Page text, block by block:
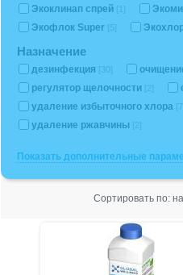
Экоклинап спрей
Экофлок Super [5]
Назначение
дезинфекция [30]
регулятор щелочности [2]
удаление избыточного хлора [7]
удаление ржавчины [2]
Показать дополнительные
Сортировать по: